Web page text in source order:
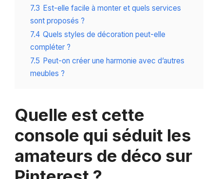
7.3 Est-elle facile à monter et quels services
sont proposés ?
7.4 Quels styles de décoration peut-elle
compléter ?
7.5 Peut-on créer une harmonie avec d’autres
meubles ?
Quelle est cette
console qui séduit les
amateurs de déco sur